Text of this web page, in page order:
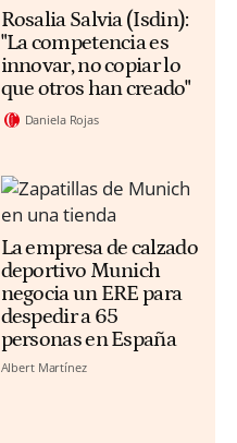
Rosalia Salvia (Isdin):
"La competencia es
innovar, no copiar lo
que otros han creado"
Daniela Rojas
La empresa de calzado
deportivo Munich
negocia un ERE para
despedir a 65
personas en España
Albert Martínez